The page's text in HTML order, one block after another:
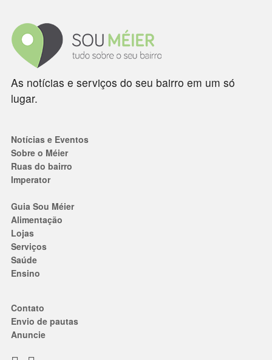
As notícias e serviços do seu bairro em um só
lugar.
Notícias e Eventos
Sobre o Méier
Ruas do bairro
Imperator
Guia Sou Méier
Alimentação
Lojas
Serviços
Saúde
Ensino
Contato
Envio de pautas
Anuncie